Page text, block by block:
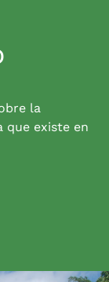
la
que existe en